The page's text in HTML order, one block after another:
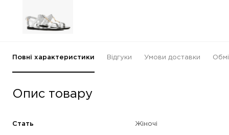
Повні характеристики Відгуки Умови доставки
Опис товару
Стать Жіночі